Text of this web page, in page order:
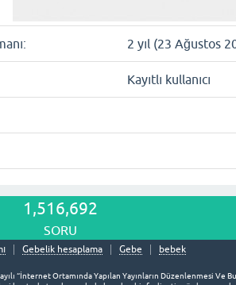
2 yıl (23 Ağustos
Kayıtlı kullanıcı
1,516,692
SORU
Gebelik hesaplama Gebe bebek
“İnternet Ortamında Yapılan Yayınların Düzenlenmesi Ve